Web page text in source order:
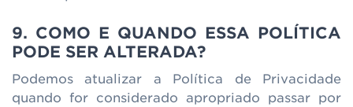
9. COMO E QUANDO ESSA POLÍTICA
PODE SER ALTERADA?
Podemos atualizar a Política de Privacidade
quando for considerado apropriado passar por